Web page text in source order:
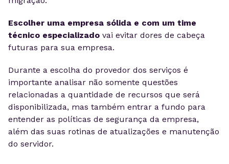
Escolher uma empresa sólida e com um time
técnico especializado vai evitar dores de cabeça
futuras para sua empresa.
Durante a escolha do provedor dos serviços é
importante analisar não somente questões
relacionadas a quantidade de recursos que será
disponibilizada, mas também entrar a fundo para
entender as políticas de segurança da empresa,
além das suas rotinas de atualizações e manutenção
do servidor.